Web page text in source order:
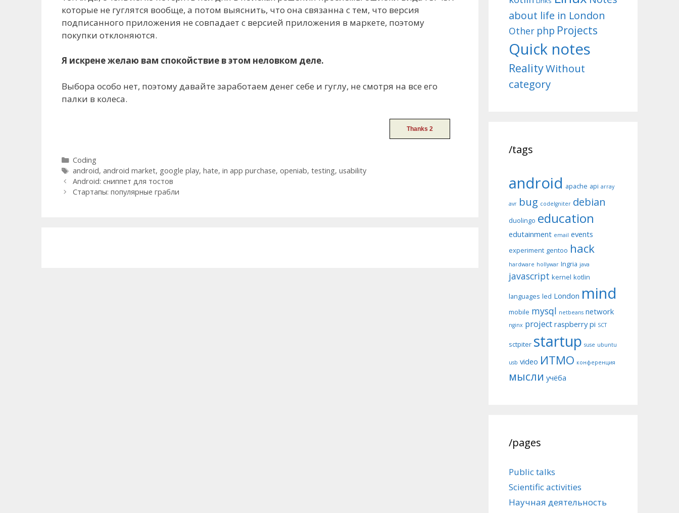
которые не гуглятся вообще, а потом выяснить, что она связанна с тем, что версия
подписанного приложения не совпадает с версией приложения в маркете, поэтому
покупки отклоняются.
Я искрене желаю вам спокойствие в этом неловком деле.
Выбора особо нет, поэтому давайте заработаем денег себе и гуглу, не смотря на все его
палки в колеса.
Categories
Coding
Tags
android, android market, google play, hate, in app purchase, openiab, testing, usability
Post
navigation
Android: сниппет для тостов
Стартапы: популярные грабли
about life in London
Other php Projects
Quick notes
RealityWithout
category
/tags
android apache api array
avr bug codeIgniter debian
duolingo education
edutainment email events
experiment gentoo hack
hardware hollywar Ingria java
javascript kernel kotlin
languages led London mind
mobile mysql netbeans network
nginx project raspberry pi SCT
sctpiter startup suse ubuntu
usb video ИТМО конференция
мысли учёба
/pages
Public talks
Scientific activities
Научная деятельность